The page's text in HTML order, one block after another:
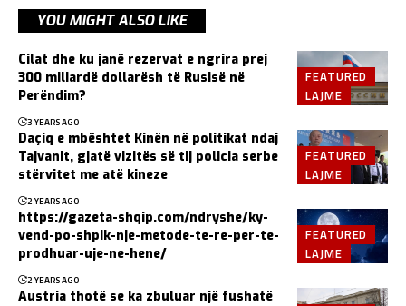
YOU MIGHT ALSO LIKE
FEATURED
LAJME
Cilat dhe ku janë rezervat e ngrira prej
300 miliardë dollarësh të Rusisë në
Perëndim?
3 YEARS AGO
FEATURED
LAJME
Daçiq e mbështet Kinën në politikat ndaj
Tajvanit, gjatë vizitës së tij policia serbe
stërvitet me atë kineze
2 YEARS AGO
FEATURED
LAJME
https://gazeta-shqip.com/ndryshe/ky-
vend-po-shpik-nje-metode-te-re-per-te-
prodhuar-uje-ne-hene/
2 YEARS AGO
Austria thotë se ka zbuluar një fushatë